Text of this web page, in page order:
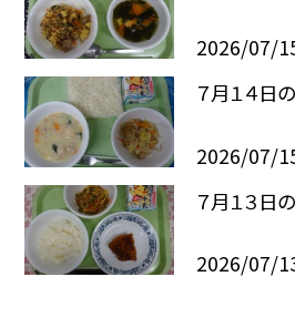
2026/07/
７月１４日
2026/07/
７月１３日
2026/07/